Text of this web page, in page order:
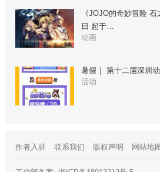
《JOJO的奇妙冒险
日 起于…
动画
暑假｜ 第十二届深圳
活动
作者入驻 联系我们 版权声明 网站地